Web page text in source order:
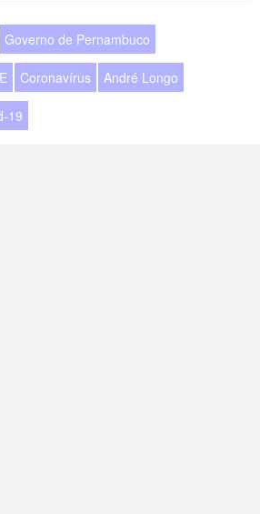
Governo de Pernambuco
Coronavírus André Longo
19